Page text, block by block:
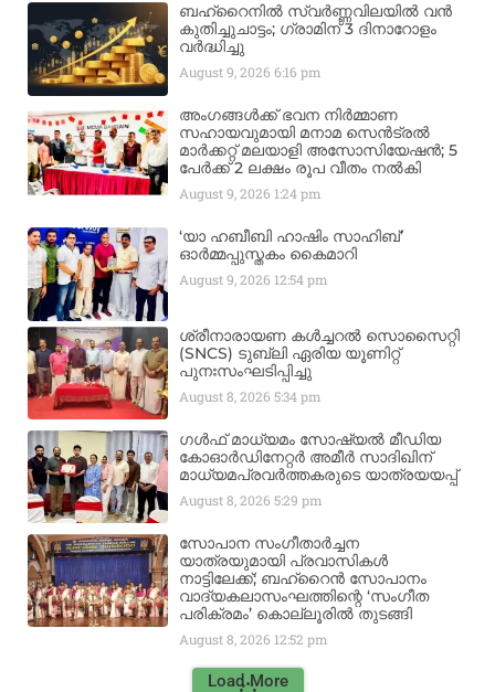
ബഹ്‌റൈനിൽ സ്വർണ്ണവിലയിൽ വൻ
കുതിച്ചുചാട്ടം; ഗ്രാമിന് 3 ദിനാറോളം
വർദ്ധിച്ചു
August 9, 20266:16 pm
അംഗങ്ങൾക്ക് ഭവന നിർമ്മാണ
സഹായവുമായി മനാമ സെൻട്രൽ
മാർക്കറ്റ് മലയാളി അസോസിയേഷൻ; 5
പേർക്ക് 2 ലക്ഷം രൂപ വീതം നൽകി
August 9, 2026 1:24 pm
‘യാ ഹബീബി ഹാഷിം സാഹിബ്’
ഓർമ്മപ്പുസ്തകം കൈമാറി
August 9, 2026 12:54 pm
ശ്രീനാരായണ കൾച്ചറൽ സൊസൈറ്റി
(SNCS) ടുബ്ലി ഏരിയ യൂണിറ്റ്
പുനഃസംഘടിപ്പിച്ചു
August 8, 20265:34 pm
ഗൾഫ് മാധ്യമം സോഷ്യൽ മീഡിയ
കോഓർഡിനേറ്റർ അമീർ സാദിഖിന്
മാധ്യമപ്രവർത്തകരുടെ യാത്രയയപ്പ്
August 8, 20265:29 pm
സോപാന സംഗീതാർച്ചന
യാത്രയുമായി പ്രവാസികൾ
നാട്ടിലേക്ക്; ബഹ്‌റൈൻ സോപാനം
വാദ്യകലാസംഘത്തിന്റെ ‘സംഗീത
പരിക്രമം’ കൊല്ലൂരിൽ തുടങ്ങി
August 8, 2026 12:52 pm
Load More